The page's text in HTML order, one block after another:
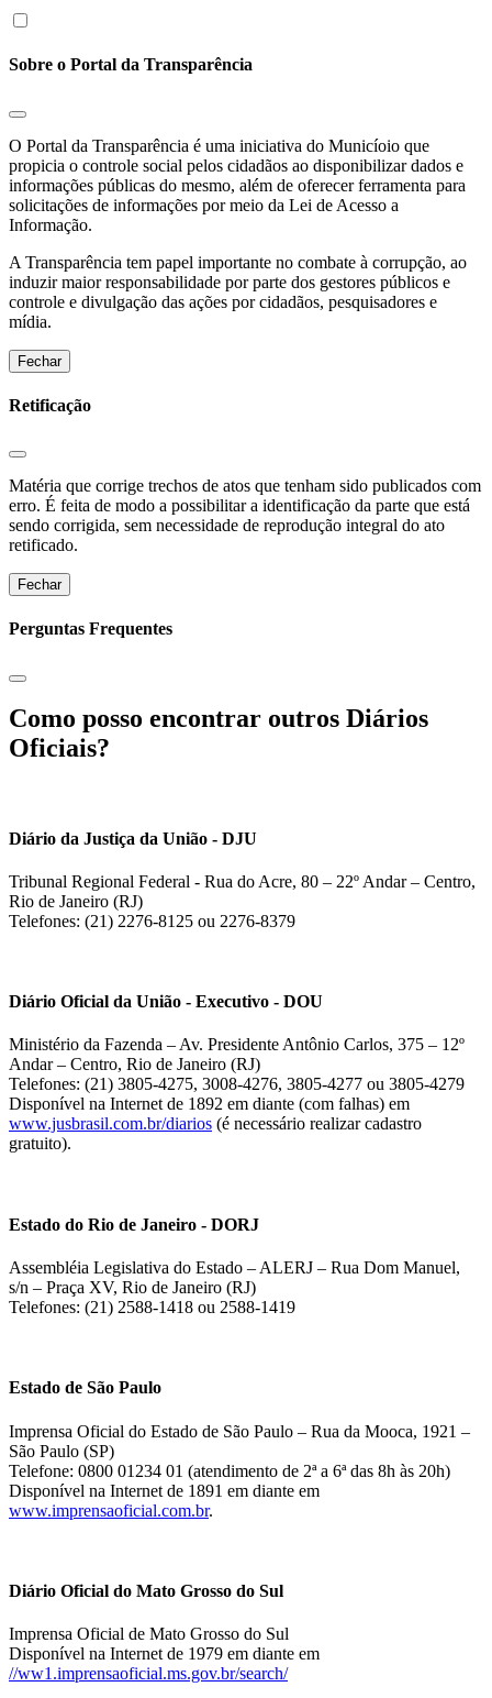
Sobre o Portal da Transparência
O Portal da Transparência é uma iniciativa do Municíoio que
propicia o controle social pelos cidadãos ao disponibilizar dados e
informações públicas do mesmo, além de oferecer ferramenta para
solicitações de informações por meio da Lei de Acesso a
Informação.
A Transparência tem papel importante no combate à corrupção, ao
induzir maior responsabilidade por parte dos gestores públicos e
controle e divulgação das ações por cidadãos, pesquisadores e
mídia.
Fechar
Retificação
Matéria que corrige trechos de atos que tenham sido publicados com
erro. É feita de modo a possibilitar a identificação da parte que está
sendo corrigida, sem necessidade de reprodução integral do ato
retificado.
Fechar
Perguntas Frequentes
Como posso encontrar outros Diários
Oficiais?
Diário da Justiça da União - DJU
Tribunal Regional Federal - Rua do Acre, 80 – 22º Andar – Centro,
Rio de Janeiro (RJ)
Telefones: (21) 2276-8125 ou 2276-8379
Diário Oficial da União - Executivo - DOU
Ministério da Fazenda – Av. Presidente Antônio Carlos, 375 – 12º
Andar – Centro, Rio de Janeiro (RJ)
Telefones: (21) 3805-4275, 3008-4276, 3805-4277 ou 3805-4279
Disponível na Internet de 1892 em diante (com falhas) em
www.jusbrasil.com.br/diarios (é necessário realizar cadastro
gratuito).
Estado do Rio de Janeiro - DORJ
Assembléia Legislativa do Estado – ALERJ – Rua Dom Manuel,
s/n – Praça XV, Rio de Janeiro (RJ)
Telefones: (21) 2588-1418 ou 2588-1419
Estado de São Paulo
Imprensa Oficial do Estado de São Paulo – Rua da Mooca, 1921 –
São Paulo (SP)
Telefone: 0800 01234 01 (atendimento de 2ª a 6ª das 8h às 20h)
Disponível na Internet de 1891 em diante em
www.imprensaoficial.com.br.
Diário Oficial do Mato Grosso do Sul
Imprensa Oficial de Mato Grosso do Sul
Disponível na Internet de 1979 em diante em
//ww1.imprensaoficial.ms.gov.br/search/